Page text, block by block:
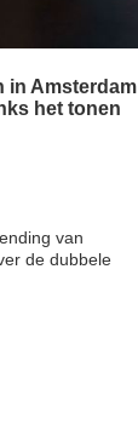
in Amsterdam
het tonen
van
de dubbele